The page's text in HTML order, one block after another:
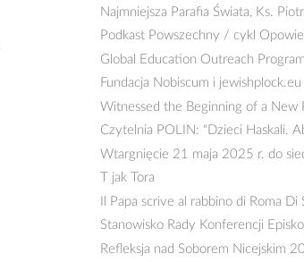
Najmniejsza Parafia Świata, Ks.
Podkast Powszechny / cykl
Global Education Outreach Program
Fundacja Nobiscum i jewishplock.eu
Witnessed the Beginning of a New
Czytelnia POLIN: "Dzieci Haskali.
Wtargnięcie 21 maja 2025 r. do
T jak Tora
Il Papa scrive al rabbino di Roma Di
Stanowisko Rady Konferencji
Refleksja nad Soborem Nicejskim